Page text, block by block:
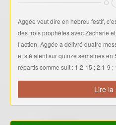
Aggée veut dire en hébreu festif,
des trois prophètes avec Zacharie
l’action. Aggée a délivré quatre
et s’étalent sur quinze semaines
répartis comme suit : 1.2-15 ; 2.1-9
Lire la